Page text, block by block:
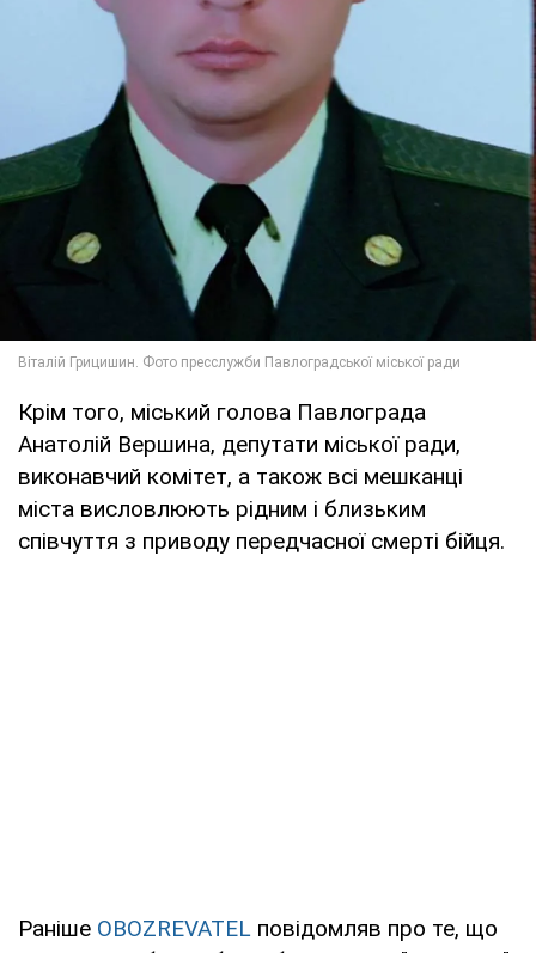
Крім того, міський голова Павлограда
Анатолій Вершина, депутати міської ради,
виконавчий комітет, а також всі мешканці
міста висловлюють рідним і близьким
співчуття з приводу передчасної смерті бійця.
Раніше OBOZREVATEL повідомляв про те, що